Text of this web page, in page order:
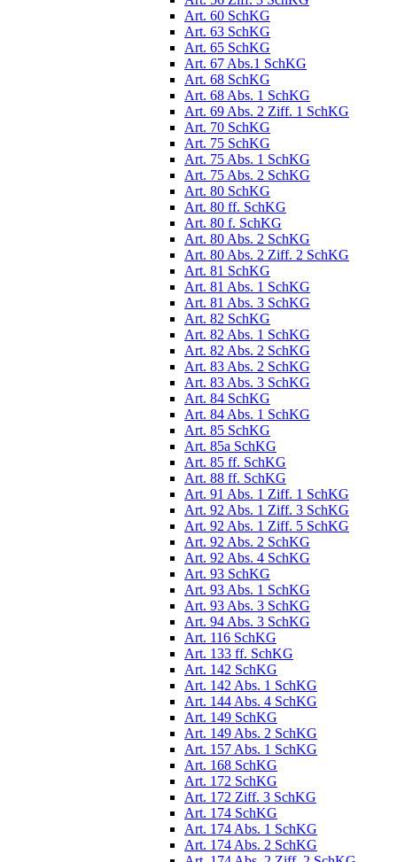
Art. 60 SchKG
Art. 63 SchKG
Art. 65 SchKG
Art. 67 Abs.1 SchKG
Art. 68 SchKG
Art. 68 Abs. 1 SchKG
Art. 69 Abs. 2 Ziff. 1 SchKG
Art. 70 SchKG
Art. 75 SchKG
Art. 75 Abs. 1 SchKG
Art. 75 Abs. 2 SchKG
Art. 80 SchKG
Art. 80 ff. SchKG
Art. 80 f. SchKG
Art. 80 Abs. 2 SchKG
Art. 80 Abs. 2 Ziff. 2 SchKG
Art. 81 SchKG
Art. 81 Abs. 1 SchKG
Art. 81 Abs. 3 SchKG
Art. 82 SchKG
Art. 82 Abs. 1 SchKG
Art. 82 Abs. 2 SchKG
Art. 83 Abs. 2 SchKG
Art. 83 Abs. 3 SchKG
Art. 84 SchKG
Art. 84 Abs. 1 SchKG
Art. 85 SchKG
Art. 85a SchKG
Art. 85 ff. SchKG
Art. 88 ff. SchKG
Art. 91 Abs. 1 Ziff. 1 SchKG
Art. 92 Abs. 1 Ziff. 3 SchKG
Art. 92 Abs. 1 Ziff. 5 SchKG
Art. 92 Abs. 2 SchKG
Art. 92 Abs. 4 SchKG
Art. 93 SchKG
Art. 93 Abs. 1 SchKG
Art. 93 Abs. 3 SchKG
Art. 94 Abs. 3 SchKG
Art. 116 SchKG
Art. 133 ff. SchKG
Art. 142 SchKG
Art. 142 Abs. 1 SchKG
Art. 144 Abs. 4 SchKG
Art. 149 SchKG
Art. 149 Abs. 2 SchKG
Art. 157 Abs. 1 SchKG
Art. 168 SchKG
Art. 172 SchKG
Art. 172 Ziff. 3 SchKG
Art. 174 SchKG
Art. 174 Abs. 1 SchKG
Art. 174 Abs. 2 SchKG